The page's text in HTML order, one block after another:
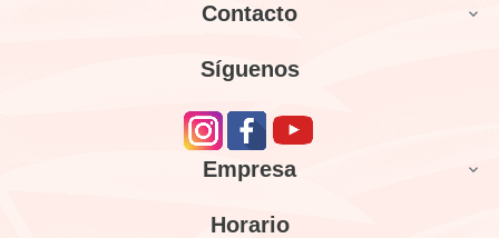
Contacto 
Síguenos
Empresa 
Horario